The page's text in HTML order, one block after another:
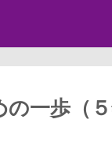
一歩（